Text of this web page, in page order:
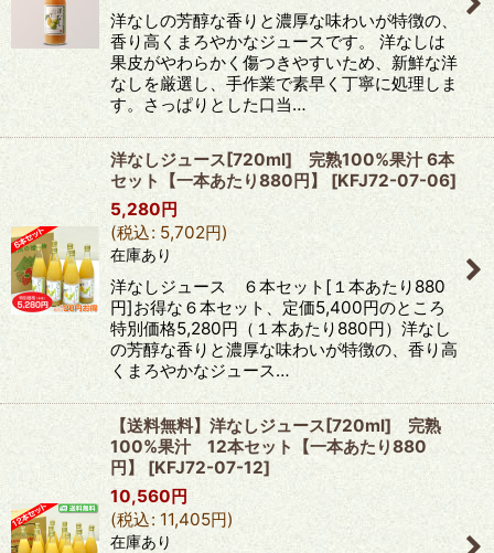
洋なしの芳醇な香りと濃厚な味わいが特徴の、
香り高くまろやかなジュースです。 洋なしは
果皮がやわらかく傷つきやすいため、新鮮な洋
なしを厳選し、手作業で素早く丁寧に処理しま
す。さっぱりとした口当…
洋なしジュース[720ml] 完熟100%果汁 6本
セット【一本あたり880円】
[KFJ72-07-06]
5,280円
(税込: 5,702円)
在庫あり
洋なしジュース ６本セット[１本あたり880
円]お得な６本セット、定価5,400円のところ
特別価格5,280円（１本あたり880円）洋なし
の芳醇な香りと濃厚な味わいが特徴の、香り高
くまろやかなジュース…
【送料無料】洋なしジュース[720ml] 完熟
100%果汁 12本セット【一本あたり880
円】
[KFJ72-07-12]
10,560円
(税込: 11,405円)
在庫あり